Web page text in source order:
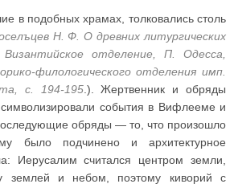
в подобных храмах, толковались столь
Н. Ф. О древних литургических
отделение, П. Одесса,
филологического отделения имп.
та, с. 194-195.). Жертвенник и обряды
символизировали события в Вифлееме и
обряды — то, что произошло
было подчинено и архитектурное
Иерусалим считался центром земли,
землей и небом, поэтому киворий с